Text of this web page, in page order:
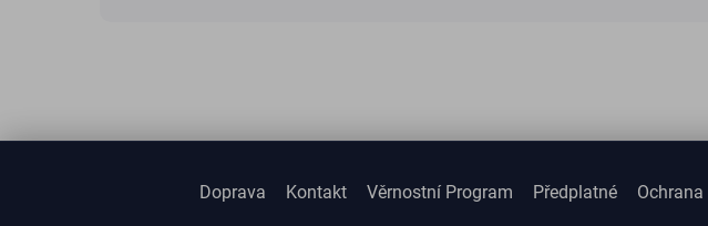
Doprava Kontakt Věrnostní Program Předplatné